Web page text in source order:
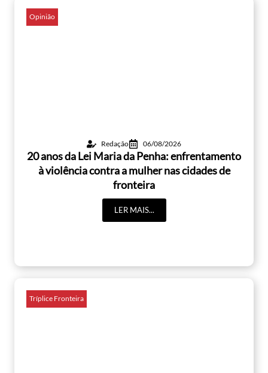
Opinião
Redação 06/08/2026
20 anos da Lei Maria da Penha: enfrentamento
à violência contra a mulher nas cidades de
fronteira
LER MAIS...
Tríplice Fronteira